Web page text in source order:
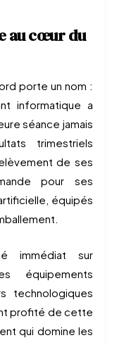
au cœur du
porte un nom :
informatique a
séance jamais
trimestriels
de ses
pour ses
équipés
immédiat sur
équipements
technologiques
profité de cette
qui domine les